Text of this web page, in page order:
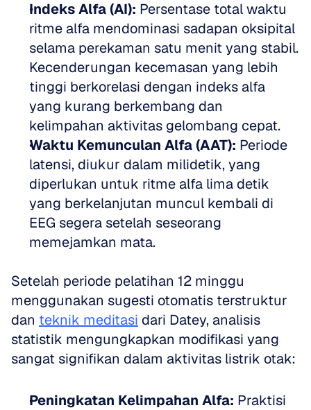
Indeks Alfa (AI): Persentase total waktu
ritme alfa mendominasi sadapan oksipital
selama perekaman satu menit yang stabil.
Kecenderungan kecemasan yang lebih
tinggi berkorelasi dengan indeks alfa
yang kurang berkembang dan
kelimpahan aktivitas gelombang cepat.
Waktu Kemunculan Alfa (AAT): Periode
latensi, diukur dalam milidetik, yang
diperlukan untuk ritme alfa lima detik
yang berkelanjutan muncul kembali di
EEG segera setelah seseorang
memejamkan mata.
Setelah periode pelatihan 12 minggu
menggunakan sugesti otomatis terstruktur
dan teknik meditasi dari Datey, analisis
statistik mengungkapkan modifikasi yang
sangat signifikan dalam aktivitas listrik otak:
Peningkatan Kelimpahan Alfa: Praktisi